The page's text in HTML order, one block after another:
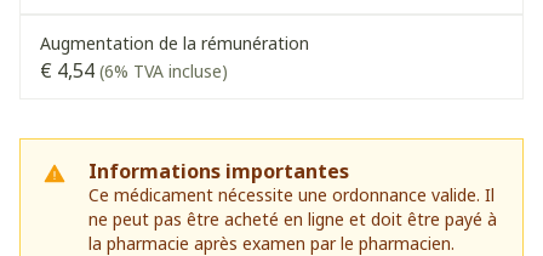
Augmentation de la rémunération
€ 4,54 (6% TVA incluse)
Informations importantes
Ce médicament nécessite une ordonnance valide. Il
ne peut pas être acheté en ligne et doit être payé à
la pharmacie après examen par le pharmacien.